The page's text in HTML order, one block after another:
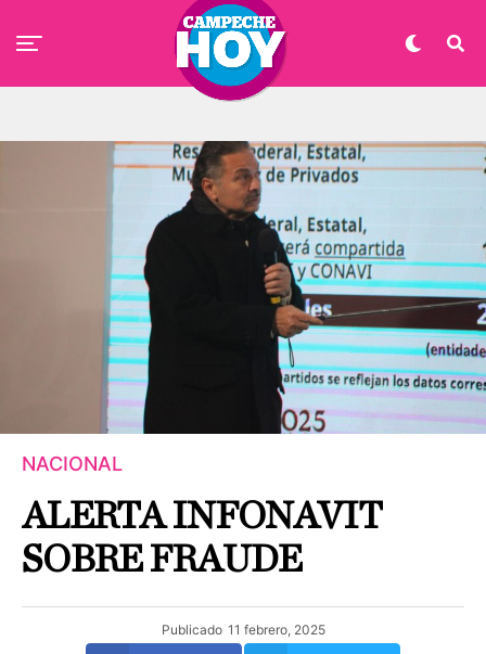
NACIONAL
ALERTA INFONAVIT
SOBRE FRAUDE
Publicado 11 febrero, 2025